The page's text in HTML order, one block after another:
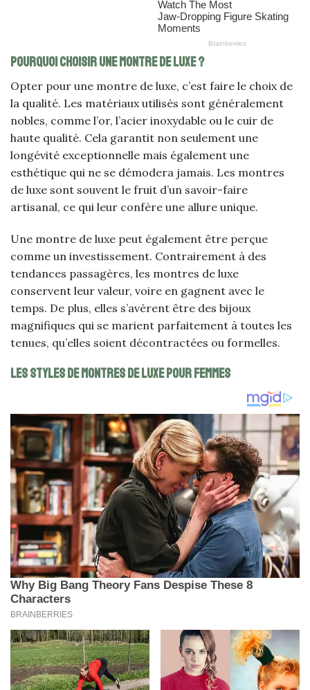
Pourquoi choisir une montre de luxe ?
Opter pour une montre de luxe, c’est faire le choix de
la qualité. Les matériaux utilisés sont généralement
nobles, comme l’or, l’acier inoxydable ou le cuir de
haute qualité. Cela garantit non seulement une
longévité exceptionnelle mais également une
esthétique qui ne se démodera jamais. Les montres
de luxe sont souvent le fruit d’un savoir-faire
artisanal, ce qui leur confère une allure unique.
Une montre de luxe peut également être perçue
comme un investissement. Contrairement à des
tendances passagères, les montres de luxe
conservent leur valeur, voire en gagnent avec le
temps. De plus, elles s’avèrent être des bijoux
magnifiques qui se marient parfaitement à toutes les
tenues, qu’elles soient décontractées ou formelles.
Les styles de montres de luxe pour femmes